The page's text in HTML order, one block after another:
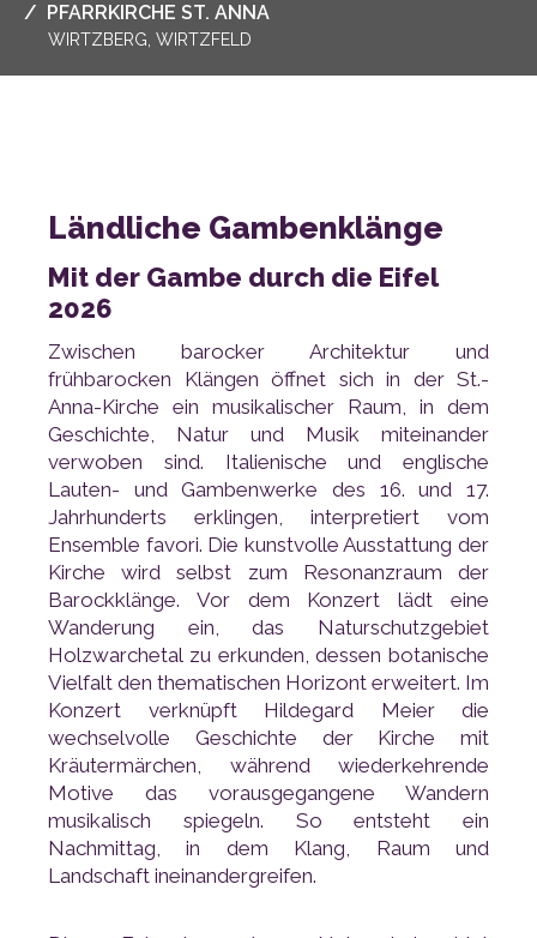
/ PFARRKIRCHE ST. ANNA
WIRTZBERG, WIRTZFELD
Ländliche Gambenklänge
2026
Landschaft ineinandergreifen.